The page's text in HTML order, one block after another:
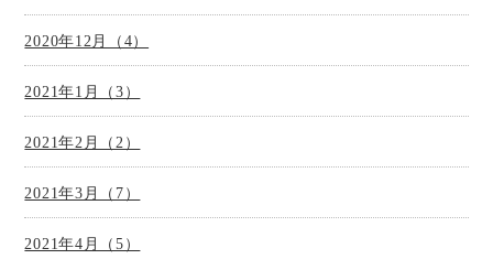
2020年12月（4）
2021年1月（3）
2021年2月（2）
2021年3月（7）
2021年4月（5）